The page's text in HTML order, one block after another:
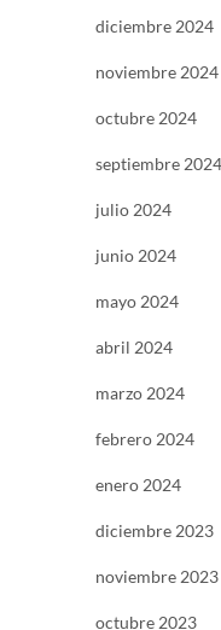
diciembre 2024
noviembre 2024
octubre 2024
septiembre 2024
julio 2024
junio 2024
mayo 2024
abril 2024
marzo 2024
febrero 2024
enero 2024
diciembre 2023
noviembre 2023
octubre 2023